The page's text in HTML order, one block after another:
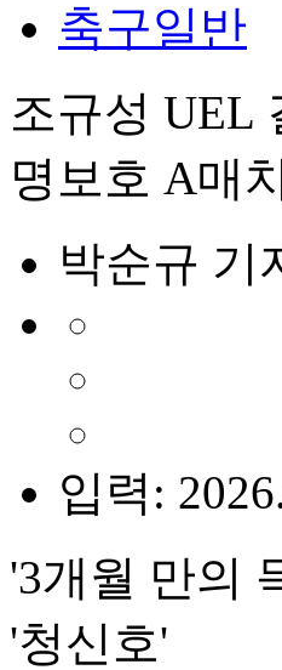
축구일반
조규성 UEL
명보호 A매
박순규 기
입력:
'3개월 만의
'청신호'